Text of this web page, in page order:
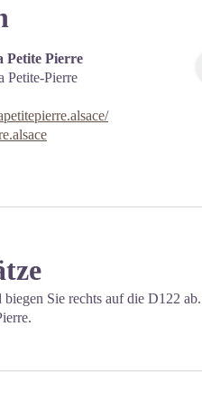
Petite Pierre
Petite-Pierre
Sie rechts auf die D122